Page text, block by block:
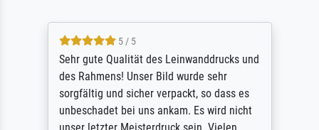
5 / 5
Sehr gute Qualität des Leinwanddrucks und
des Rahmens! Unser Bild wurde sehr
sorgfältig und sicher verpackt, so dass es
unbeschadet bei uns ankam. Es wird nicht